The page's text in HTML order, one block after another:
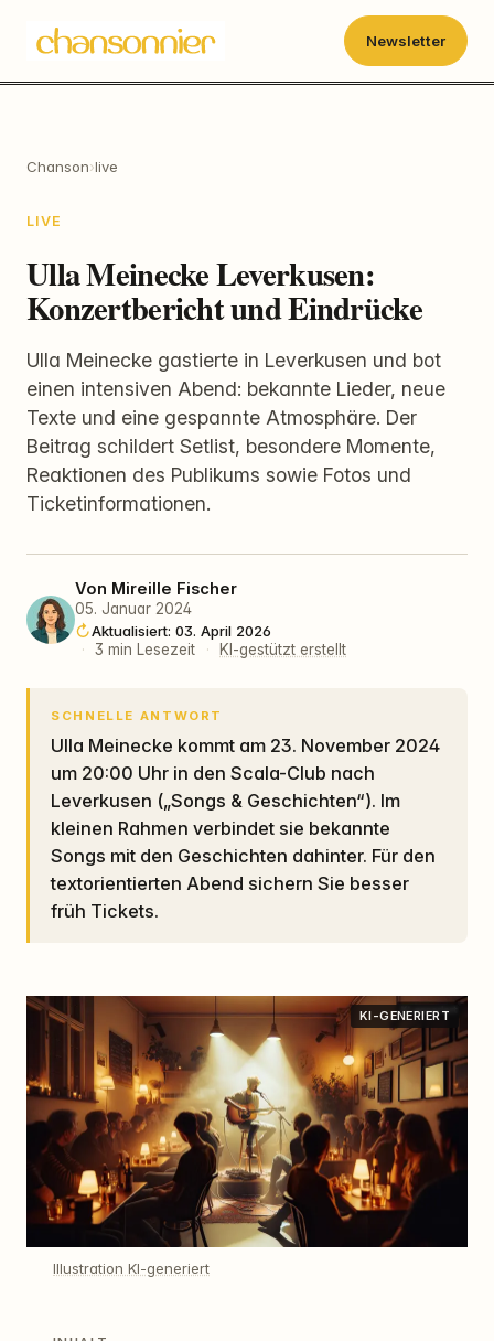
Newsletter
Chanson›live
LIVE
Ulla Meinecke Leverkusen:
Konzertbericht und Eindrücke
Ulla Meinecke gastierte in Leverkusen und bot
einen intensiven Abend: bekannte Lieder, neue
Texte und eine gespannte Atmosphäre. Der
Beitrag schildert Setlist, besondere Momente,
Reaktionen des Publikums sowie Fotos und
Ticketinformationen.
Von Mireille Fischer
05. Januar 2024
Aktualisiert: 03. April 2026
·
3 min Lesezeit · KI-gestützt erstellt
SCHNELLE ANTWORT
Ulla Meinecke kommt am 23. November 2024
um 20:00 Uhr in den Scala-Club nach
Leverkusen („Songs & Geschichten“). Im
kleinen Rahmen verbindet sie bekannte
Songs mit den Geschichten dahinter. Für den
textorientierten Abend sichern Sie besser
früh Tickets.
KI-GENERIERT
Illustration KI-generiert